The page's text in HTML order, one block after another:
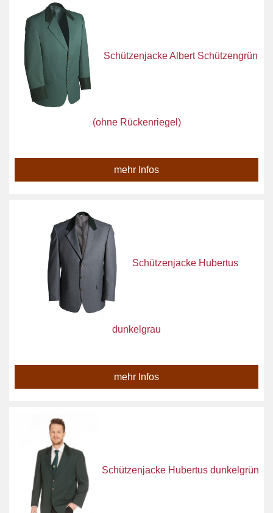
Schützenjacke Albert Schützengrün
(ohne Rückenriegel)
mehr Infos
Schützenjacke Hubertus
dunkelgrau
mehr Infos
Schützenjacke Hubertus dunkelgrün